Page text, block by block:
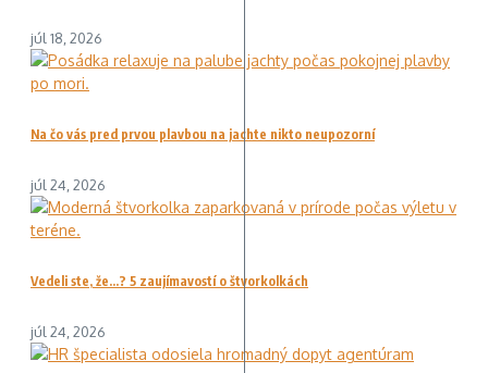
júl 18, 2026
Na čo vás pred prvou plavbou na jachte nikto neupozorní
júl 24, 2026
Vedeli ste, že…? 5 zaujímavostí o štvorkolkách
júl 24, 2026